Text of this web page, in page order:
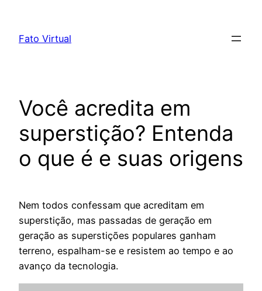
content
Fato Virtual
Você acredita em
superstição? Entenda
o que é e suas origens
Nem todos confessam que acreditam em
superstição, mas passadas de geração em
geração as superstições populares ganham
terreno, espalham-se e resistem ao tempo e ao
avanço da tecnologia.